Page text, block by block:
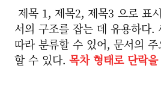
제목 1, 제목2, 제목3 으로 표
서의 구조를 잡는 데 유용하다.
따라 분류할 수 있어, 문서의
할 수 있다. 목차 형태로 단락